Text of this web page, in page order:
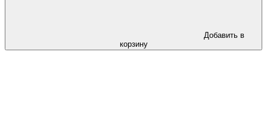
Добавить в
корзину